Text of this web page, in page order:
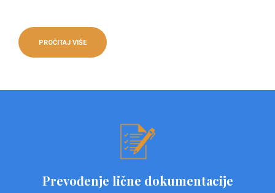
PROČITAJ VIŠE
Prevođenje lične dokumentacije